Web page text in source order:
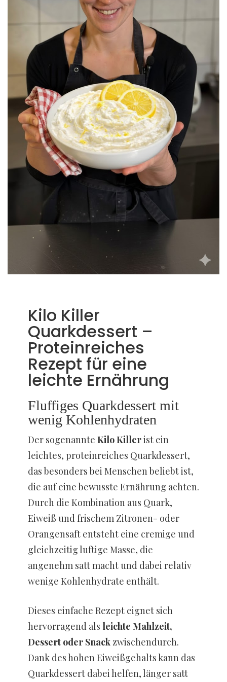
Kilo Killer
Quarkdessert –
Proteinreiches
Rezept für eine
leichte Ernährung
Fluffiges Quarkdessert mit
wenig Kohlenhydraten
Der sogenannte Kilo Killerist ein
leichtes, proteinreiches Quarkdessert,
das besonders bei Menschen beliebt ist,
die auf eine bewusste Ernährung achten.
Durch die Kombination aus Quark,
Eiweiß und frischem Zitronen- oder
Orangensaft entsteht eine cremige und
gleichzeitig luftige Masse, die
angenehm satt macht und dabei relativ
wenige Kohlenhydrate enthält.
Dieses einfache Rezept eignet sich
hervorragend als leichte Mahlzeit,
Dessert oder Snack zwischendurch.
Dank des hohen Eiweißgehalts kann das
Quarkdessert dabei helfen, länger satt